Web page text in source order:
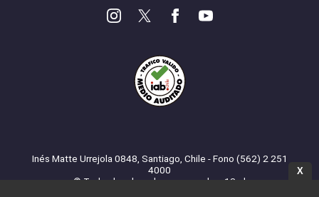
Inés Matte Urrejola 0848, Santiago, Chile - Fono (562) 2 251
4000
© Todos los derechos reservados. 13.cl
X